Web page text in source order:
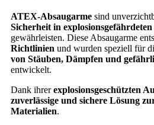
ATEX-Absaugarme sind
Sicherheit in
gewährleisten. Diese Absaugarme
Richtlinien und wurden speziell für
von Stäuben, Dämpfen und
entwickelt.
Dank ihrerexplosionsgeschützten
zuverlässige und sichere Lösung
Materialien.